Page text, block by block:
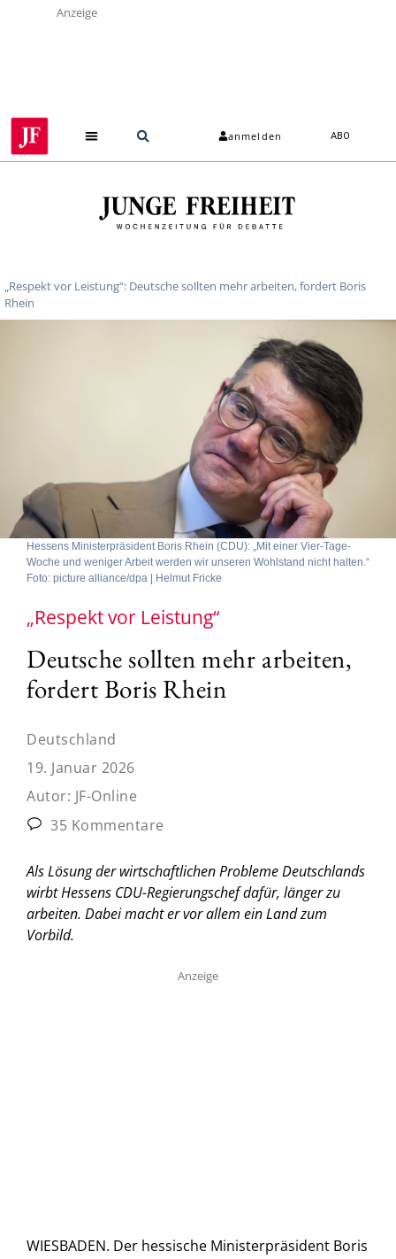
Anzeige
anmelden ABO
„Respekt vor Leistung“: Deutsche sollten mehr arbeiten, fordert Boris
Rhein
Hessens Ministerpräsident Boris Rhein (CDU): „Mit einer Vier-Tage-
Woche und weniger Arbeit werden wir unseren Wohlstand nicht halten.“
Foto: picture alliance/dpa | Helmut Fricke
„Respekt vor Leistung“
Deutsche sollten mehr arbeiten,
fordert Boris Rhein
Deutschland
19. Januar 2026
Autor: JF-Online
35 Kommentare
Als Lösung der wirtschaftlichen Probleme Deutschlands
wirbt Hessens CDU-Regierungschef dafür, länger zu
arbeiten. Dabei macht er vor allem ein Land zum
Vorbild.
Anzeige
WIESBADEN. Der hessische Ministerpräsident Boris